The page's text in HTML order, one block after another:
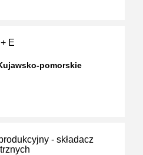
E
pomorskie
- składacz